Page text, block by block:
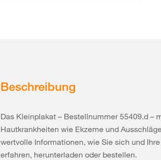
Beschreibung
Das Kleinplakat – Bestellnummer 55409.d –
Hautkrankheiten wie Ekzeme und
wertvolle Informationen, wie Sie sich und
erfahren, herunterladen oder bestellen.